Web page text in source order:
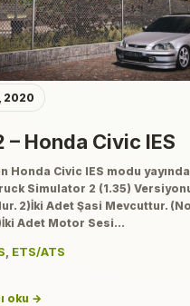
2020
– Honda Civic IES
Honda Civic IES modu
Simulator 2 (1.35)
2)İki Adet Şasi Mevcuttur.
Adet Motor Sesi…
ETS/ATS
oku →